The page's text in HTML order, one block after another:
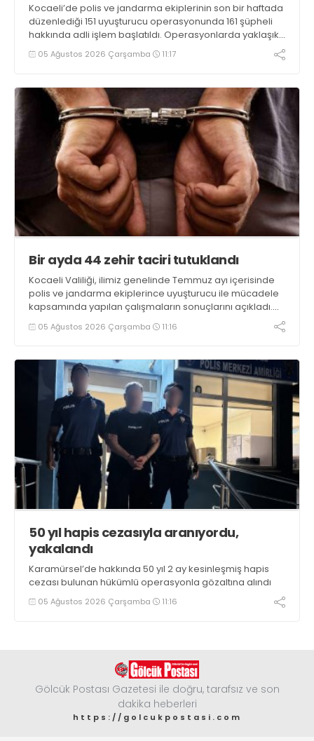
Kocaeli’de polis ve jandarma ekiplerinin son bir haftada
düzenlediği 151 uyuşturucu operasyonunda 161 şüpheli
hakkında adli işlem başlatıldı. Operasyonlarda yaklaşık
2 kilogram uyuşturucu madde ile 121 kök kenevir bitkisi
ele geçirilirken, 9 şüpheli tutuklandı
05 Ağustos 2026 Çarşamba 11:17
Bir ayda 44 zehir taciri tutuklandı
Kocaeli Valiliği, ilimiz genelinde Temmuz ayı içerisinde
polis ve jandarma ekiplerince uyuşturucu ile mücadele
kapsamında yapılan çalışmaların sonuçlarını açıkladı.
Çalışmalar sonucunda uyuşturucu ve uyarıcı madde
kullanan, ticaretini ve sevkiyatını yapan 44 şahıs
05 Ağustos 2026 Çarşamba 11:16
50 yıl hapis cezasıyla aranıyordu,
yakalandı
Karamürsel’de hakkında 50 yıl 2 ay kesinleşmiş hapis
cezası bulunan hükümlü operasyonla gözaltına alındı
05 Ağustos 2026 Çarşamba 11:16
Gölcük Postası Gazetesi ile doğru, tarafsız ve son
dakika heberleri
https://golcukpostasi.com